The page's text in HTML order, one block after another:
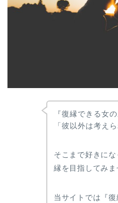
『復縁できる女
「彼以外は考え
そこまで好きに
縁を目指してみま
当サイトでは『